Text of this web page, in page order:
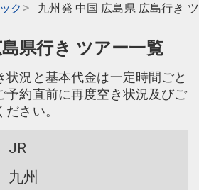
ク 九州発 中国 広島県 広島行き
県行き ツアー一覧
状況と基本代金は一定時間ごと
予約直前に再度空き状況及びご
さい。
JR
九州